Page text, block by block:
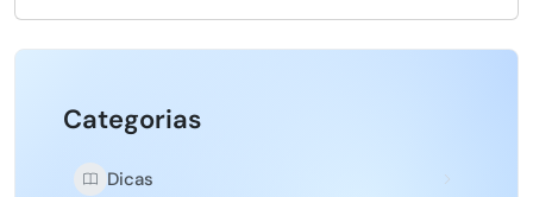
Categorias
Dicas